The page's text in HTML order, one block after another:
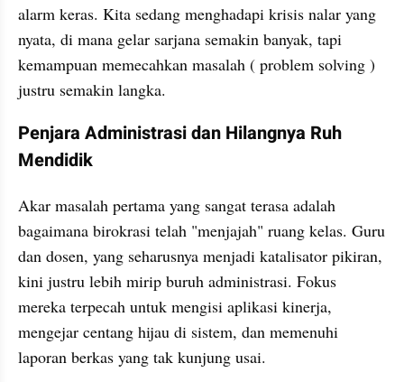
alarm keras. Kita sedang menghadapi krisis nalar yang
nyata, di mana gelar sarjana semakin banyak, tapi
kemampuan memecahkan masalah ( problem solving )
justru semakin langka.
Penjara Administrasi dan Hilangnya Ruh
Mendidik
Akar masalah pertama yang sangat terasa adalah
bagaimana birokrasi telah "menjajah" ruang kelas. Guru
dan dosen, yang seharusnya menjadi katalisator pikiran,
kini justru lebih mirip buruh administrasi. Fokus
mereka terpecah untuk mengisi aplikasi kinerja,
mengejar centang hijau di sistem, dan memenuhi
laporan berkas yang tak kunjung usai.